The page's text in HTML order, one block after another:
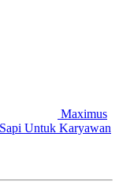
Maximus
Untuk Karyawan